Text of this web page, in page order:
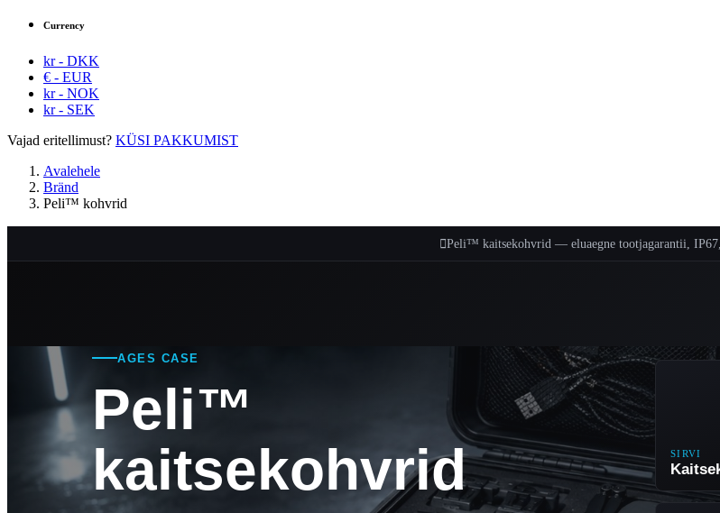
Currency
kr - DKK
€ - EUR
kr - NOK
kr - SEK
Vajad eritellimust? KÜSI PAKKUMIST
Avalehele
Bränd
Peli™ kohvrid
Peli™ kaitsekohvrid — eluaegne tootjagarantii,
AGES CASE
Peli™
kaitsekohvrid
SIRVI